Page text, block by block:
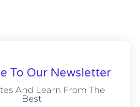
To Our Newsletter
And Learn From The
Best